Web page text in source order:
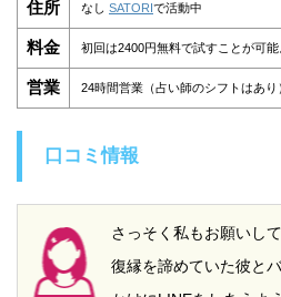
住所 なし SATORIで活動中
料金 初回は2400円無料で試すことが可能
営業 24時間営業（占い師のシフトはあり
口コミ情報
さっそく私もお願いし
復縁を諦めていた彼と